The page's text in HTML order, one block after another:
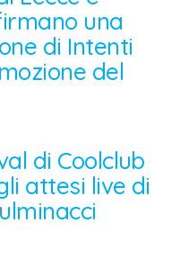
una
di Intenti
del
di Coolclub
attesi live di